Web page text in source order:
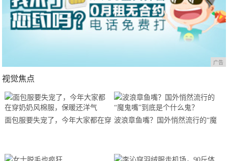
广告
视觉焦点
面包服要失宠了，今年大家都在穿 波浪章鱼嘴？国外悄然流行的“魔